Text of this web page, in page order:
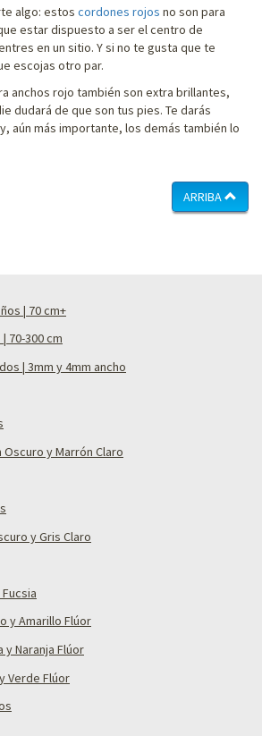
algo: estos cordones rojos no son para
estar dispuesto a ser el centro de
en un sitio. Y si no te gusta que te
escojas otro par.
anchos rojo también son extra brillantes,
dudará de que son tus pies. Te darás
aún más importante, los demás también lo
ARRIBA
| 70 cm+
70-300 cm
| 3mm y 4mm ancho
y Marrón Claro
y Gris Claro
y Amarillo Flúor
y Naranja Flúor
Verde Flúor